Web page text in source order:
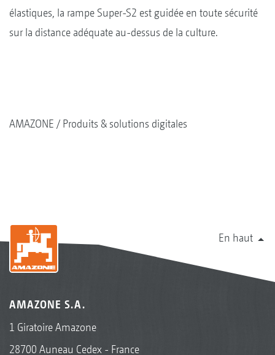
élastiques, la rampe Super-S2 est guidée en toute sécurité
sur la distance adéquate au-dessus de la culture.
AMAZONE Produits & solutions digitales
En haut
AMAZONE S.A.
1 Giratoire Amazone
28700 Auneau Cedex - France